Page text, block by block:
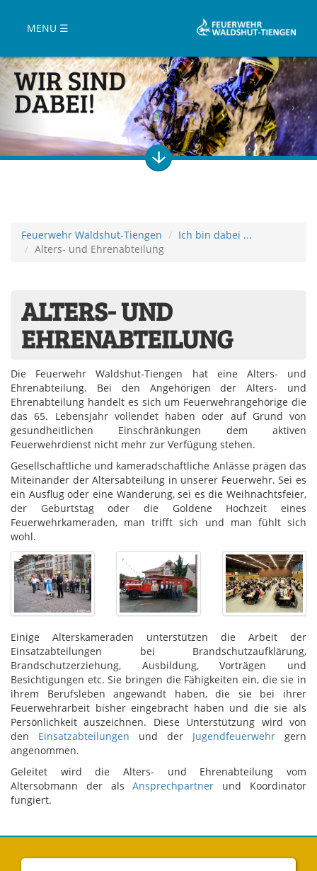
MENU ☰
Feuerwehr Waldshut-Tiengen
Ich bin dabei ...
Alters- und Ehrenabteilung
ALTERS- UND
EHRENABTEILUNG
Die Feuerwehr Waldshut-Tiengen hat eine Alters- und
Ehrenabteilung. Bei den Angehörigen der Alters- und
Ehrenabteilung handelt es sich um Feuerwehrangehörige die
das 65. Lebensjahr vollendet haben oder auf Grund von
gesundheitlichen Einschränkungen dem aktiven
Feuerwehrdienst nicht mehr zur Verfügung stehen.
Gesellschaftliche und kameradschaftliche Anlässe prägen das
Miteinander der Altersabteilung in unserer Feuerwehr. Sei es
ein Ausflug oder eine Wanderung, sei es die Weihnachtsfeier,
der Geburtstag oder die Goldene Hochzeit eines
Feuerwehrkameraden, man trifft sich und man fühlt sich
wohl.
Einige Alterskameraden unterstützen die Arbeit der
Einsatzabteilungen bei Brandschutzaufklärung,
Brandschutzerziehung, Ausbildung, Vorträgen und
Besichtigungen etc. Sie bringen die Fähigkeiten ein, die sie in
ihrem Berufsleben angewandt haben, die sie bei ihrer
Feuerwehrarbeit bisher eingebracht haben und die sie als
Persönlichkeit auszeichnen. Diese Unterstützung wird von
den Einsatzabteilungen und der Jugendfeuerwehr gern
angenommen.
Geleitet wird die Alters- und Ehrenabteilung vom
Altersobmann der alsAnsprechpartner und Koordinator
fungiert.